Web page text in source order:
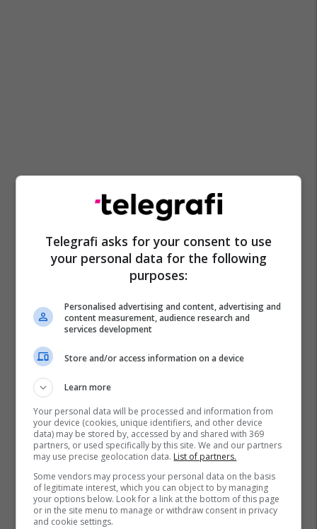
Telegrafi asks for your consent to use
your personal data for the following
purposes:
Personalised advertising and content, advertising and
content measurement, audience research and
services development
Store and/or access information on a device
Learn more
Your personal data will be processed and information from
your device (cookies, unique identifiers, and other device
data) may be stored by, accessed by and shared with 369
partners, or used specifically by this site. We and our partners
may use precise geolocation data. List of partners.
Some vendors may process your personal data on the basis
of legitimate interest, which you can object to by managing
your options below. Look for a link at the bottom of this page
or in the site menu to manage or withdraw consent in privacy
and cookie settings.